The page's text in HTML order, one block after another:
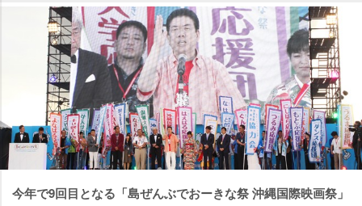
今年で9回目となる「島ぜんぶでおーきな祭 沖縄国際映画祭」